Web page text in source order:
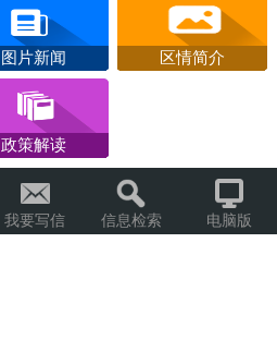
图片新闻 区情简介
政策解读
我要写信 信息检索 电脑版